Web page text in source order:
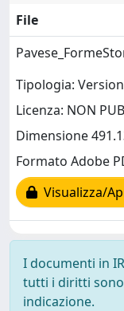
File
Tipologia:
Licenza: NON
Dimensione
Formato Adobe
Visualizza/
I documenti in
tutti i diritti
indicazione.